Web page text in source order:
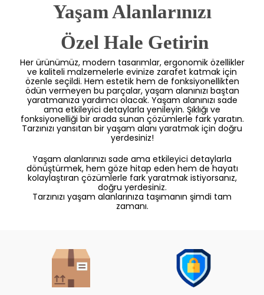
Yaşam Alanlarınızı
Özel Hale Getirin
Her ürünümüz, modern tasarımlar, ergonomik özellikler
ve kaliteli malzemelerle evinize zarafet katmak için
özenle seçildi. Hem estetik hem de fonksiyonellikten
ödün vermeyen bu parçalar, yaşam alanınızı baştan
yaratmanıza yardımcı olacak. Yaşam alanınızı sade
ama etkileyici detaylarla yenileyin. Şıklığı ve
fonksiyonelliği bir arada sunan çözümlerle fark yaratın.
Tarzınızı yansıtan bir yaşam alanı yaratmak için doğru
yerdesiniz!
Yaşam alanlarınızı sade ama etkileyici detaylarla
dönüştürmek, hem göze hitap eden hem de hayatı
kolaylaştıran çözümlerle fark yaratmak istiyorsanız,
doğru yerdesiniz.
Tarzınızı yaşam alanlarınıza taşımanın şimdi tam
zamanı.